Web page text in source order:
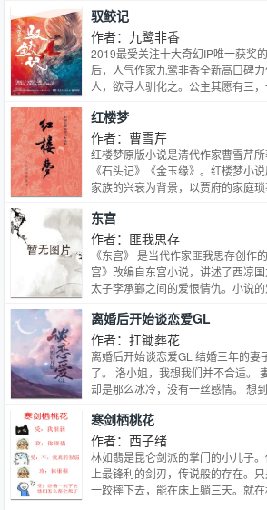
驭鲛记
作者：九鹭非香
2019最受关注十大奇幻IP唯一获奖
后，人气作家九鹭非香全新高口碑
人，欲寻人驯化之。公主其愿有三，
方驭妖山、南方驭妖谷与北方驭妖台
有驭妖能力的人生存的地方。而南方
力最强之所在。 她是驭妖谷最厉害
了心。
红楼梦
作者：曹雪芹
红楼梦原版小说是清代作家曹雪芹
《石头记》《金玉缘》。红楼梦小
家族的兴衰为背景，以贾府的家庭琐
和金陵十二钗为中心的正邪两赋有情
家族悲剧、女儿悲剧及主人公的人生
机。 《红楼梦》是一部具有世界影
公认的中国古典小说巅峰之作，中
文化的集大成者。 《红楼梦》新版
整理”，作者尚有较大争议。
东宫
作者：匪我思存
《东宫》 是当代作家匪我思存创作
宫》改编自东宫小说，讲述了西凉
太子李承鄞之间的爱恨情仇。小说的
剧爱情创作。
离婚后开始谈恋爱GL
作者：扛锄葬花
离婚后开始谈恋爱GL 结婚三年的妻
了。 洛小姐，我想我们并不合适。
却是那么冰冷，没有一丝感情。 想
巧体贴，温柔贤淑，和我是天造地设
给你们看。 洛小姐，如果你不愿意
请分居。 离婚协议书摆在面前，耳
眼里冷心冷情的洛真，这一刻心也
没有为什么，也没有任何纠缠。 三
寒剑栖桃花
作者：西子绪
林如翡是昆仑剑派的掌门的小儿子
上最锋利的剑刃，传说般的存在。
一跤摔下去，能在床上躺三天。就在